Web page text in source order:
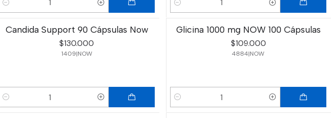
Cantidad Cantidad
Candida Support 90 Cápsulas Now
$130.000
1409|NOW
Cantidad
Glicina 1000 mg NOW 100 Cápsulas
$109.000
4884|NOW
Cantidad